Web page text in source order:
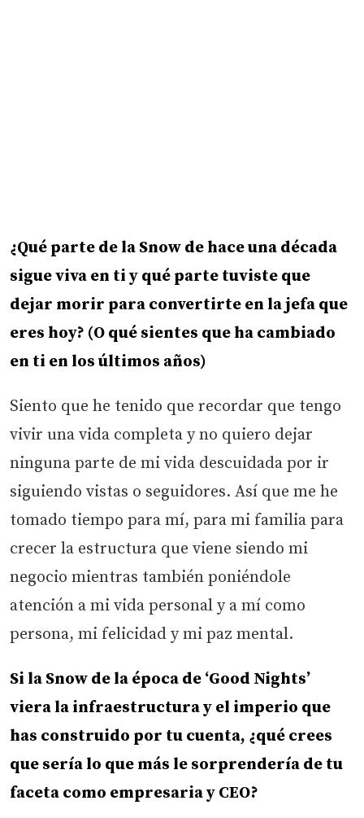
¿Qué parte de la Snow de hace una década
sigue viva en ti y qué parte tuviste que
dejar morir para convertirte en la jefa que
eres hoy? (O qué sientes que ha cambiado
en ti en los últimos años)
Siento que he tenido que recordar que tengo
vivir una vida completa y no quiero dejar
ninguna parte de mi vida descuidada por ir
siguiendo vistas o seguidores. Así que me he
tomado tiempo para mí, para mi familia para
crecer la estructura que viene siendo mi
negocio mientras también poniéndole
atención a mi vida personal y a mí como
persona, mi felicidad y mi paz mental.
Si la Snow de la época de ‘Good Nights’
viera la infraestructura y el imperio que
has construido por tu cuenta, ¿qué crees
que sería lo que más le sorprendería de tu
faceta como empresaria y CEO?